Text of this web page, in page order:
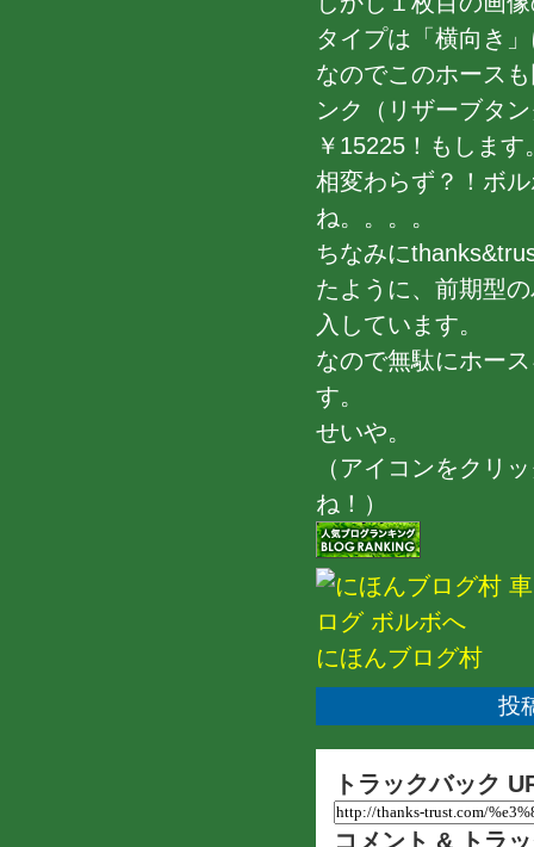
タイプは「横向き
なのでこのホース
ンク（リザーブタ
￥15225！もしま
相変わらず？！ボ
ね。。。。
ちなみに
たように、前期型
入しています。
なので無駄にホー
す。
せいや。
（アイコンをクリ
ね！）
にほんブログ村
投
トラックバック
コメント & トラ